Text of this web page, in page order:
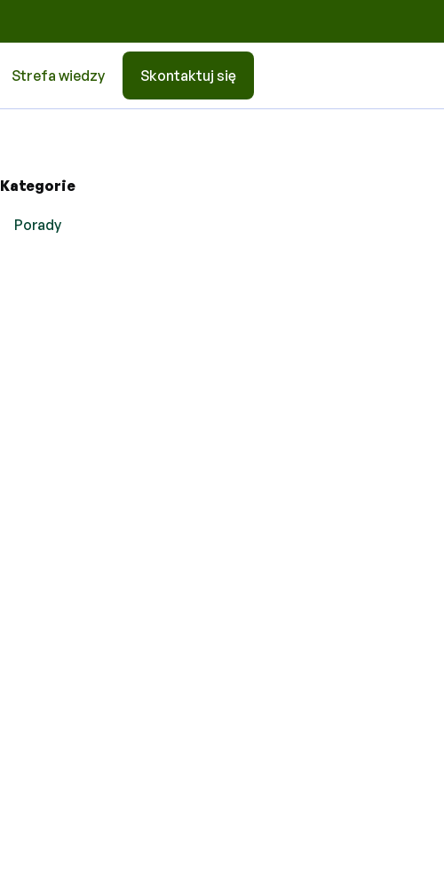
Strefa wiedzy Skontaktuj się
Kategorie
Porady